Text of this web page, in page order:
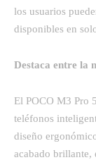
los usuarios
disponibles en
Destaca entre la
El POCO M3 Pro
teléfonos
diseño
acabado brillante,